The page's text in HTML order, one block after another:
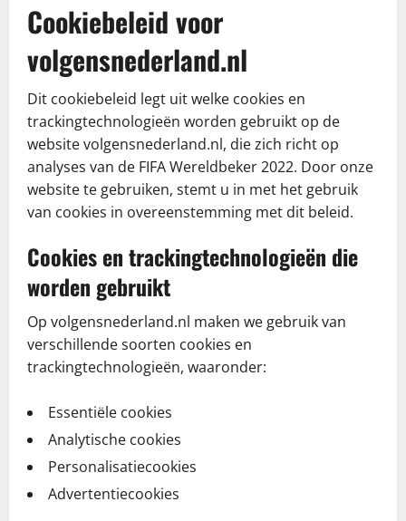
Cookiebeleid voor
volgensnederland.nl
Dit cookiebeleid legt uit welke cookies en
trackingtechnologieën worden gebruikt op de
website volgensnederland.nl, die zich richt op
analyses van de FIFA Wereldbeker 2022. Door onze
website te gebruiken, stemt u in met het gebruik
van cookies in overeenstemming met dit beleid.
Cookies en trackingtechnologieën die
worden gebruikt
Op volgensnederland.nl maken we gebruik van
verschillende soorten cookies en
trackingtechnologieën, waaronder:
Essentiële cookies
Analytische cookies
Personalisatiecookies
Advertentiecookies